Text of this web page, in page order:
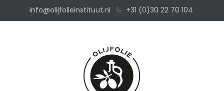
info@olijfolieinstituut.nl +31 (0)30 22 70 104